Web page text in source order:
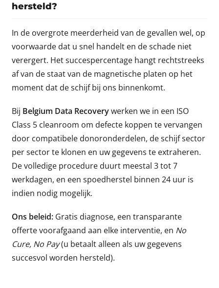
hersteld?
In de overgrote meerderheid van de gevallen wel, op
voorwaarde dat u snel handelt en de schade niet
verergert. Het succespercentage hangt rechtstreeks
af van de staat van de magnetische platen op het
moment dat de schijf bij ons binnenkomt.
Bij Belgium Data Recoverywerken we in een ISO
Class 5 cleanroom om defecte koppen te vervangen
door compatibele donoronderdelen, de schijf sector
per sector te klonen en uw gegevens te extraheren.
De volledige procedure duurt meestal 3 tot 7
werkdagen, en een spoedherstel binnen 24 uur is
indien nodig mogelijk.
Ons beleid: Gratis diagnose, een transparante
offerte voorafgaand aan elke interventie, en No
Cure, No Pay(u betaalt alleen als uw gegevens
succesvol worden hersteld).